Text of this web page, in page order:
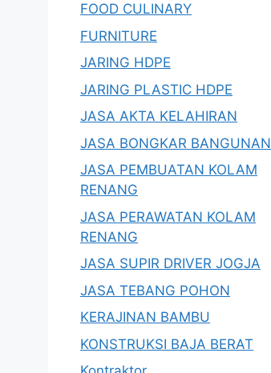
FOOD CULINARY
FURNITURE
JARING HDPE
JARING PLASTIC HDPE
JASA AKTA KELAHIRAN
JASA BONGKAR BANGUNAN
JASA PEMBUATAN KOLAM
RENANG
JASA PERAWATAN KOLAM
RENANG
JASA SUPIR DRIVER JOGJA
JASA TEBANG POHON
KERAJINAN BAMBU
KONSTRUKSI BAJA BERAT